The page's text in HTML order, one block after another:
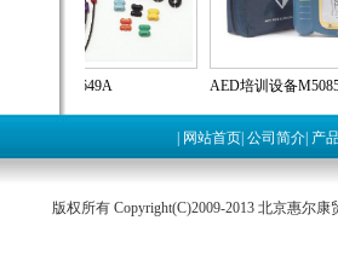
导联线M1649A AED培训设备M5085..
网站首页| 公司简介| 产
版权所有 Copyright(C)2009-2013 北京惠尔